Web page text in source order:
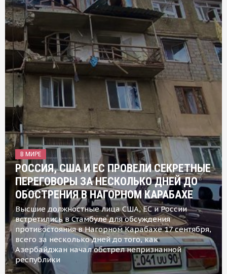
В МИРЕ
РОССИЯ, США И ЕС ПРОВЕЛИ СЕКРЕТНЫЕ
ПЕРЕГОВОРЫ ЗА НЕСКОЛЬКО ДНЕЙ ДО
ОБОСТРЕНИЯ В НАГОРНОМ КАРАБАХЕ
Высшие должностные лица США, ЕС и России
встретились в Стамбуле для обсуждения
противостояния в Нагорном Карабахе 17 сентября,
всего за несколько дней до того, как
Азербайджан начал обстрел непризнанной
республики